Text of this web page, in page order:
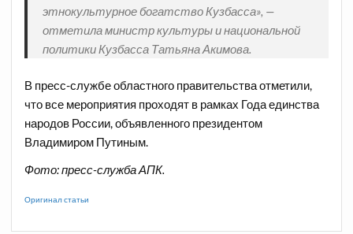
этнокультурное богатство Кузбасса», —
отметила министр культуры и национальной
политики Кузбасса Татьяна Акимова.
В пресс-службе областного правительства отметили,
что все мероприятия проходят в рамках Года единства
народов России, объявленного президентом
Владимиром Путиным.
Фото: пресс-служба АПК.
Оригинал статьи